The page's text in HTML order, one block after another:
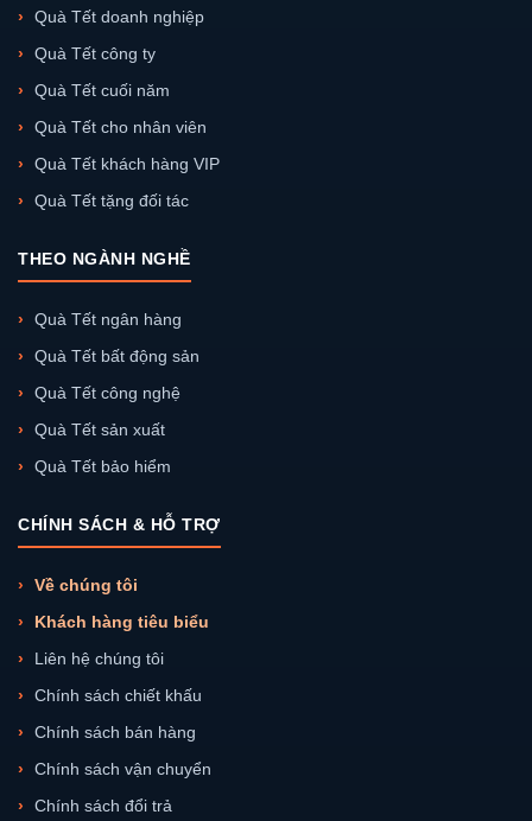
Quà Tết doanh nghiệp
Quà Tết công ty
Quà Tết cuối năm
Quà Tết cho nhân viên
Quà Tết khách hàng VIP
Quà Tết tặng đối tác
THEO NGÀNH NGHỀ
Quà Tết ngân hàng
Quà Tết bất động sản
Quà Tết công nghệ
Quà Tết sản xuất
Quà Tết bảo hiểm
CHÍNH SÁCH & HỖ TRỢ
Về chúng tôi
Khách hàng tiêu biểu
Liên hệ chúng tôi
Chính sách chiết khấu
Chính sách bán hàng
Chính sách vận chuyển
Chính sách đổi trả